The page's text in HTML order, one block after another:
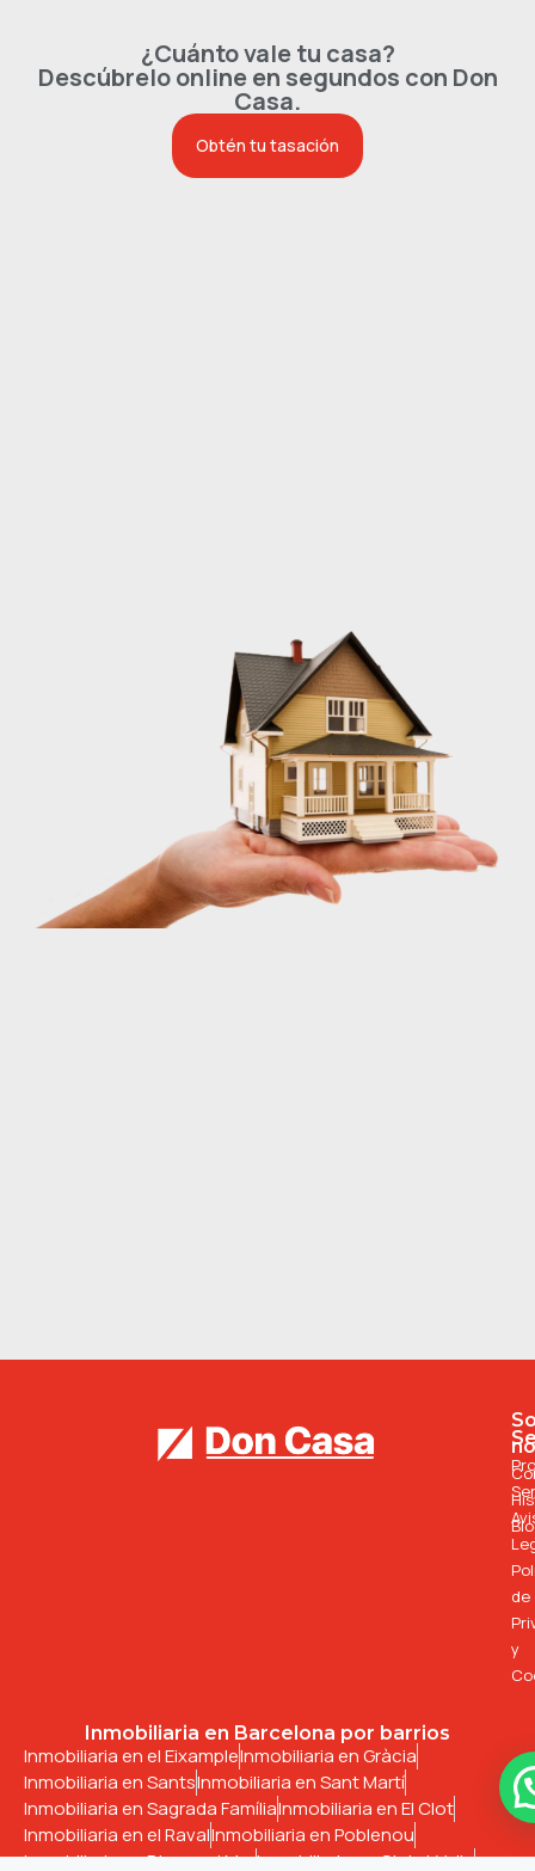
¿Cuánto vale tu casa?
Descúbrelo online en segundos con Don
Casa.
Obtén tu tasación
de
y
Inmobiliaria en Barcelona por barrios
Inmobiliaria en el EixampleInmobiliaria en Gràcia
Inmobiliaria en SantsInmobiliaria en Sant Martí
Inmobiliaria en Sagrada FamíliaInmobiliaria en El Clot
Inmobiliaria en el RavalInmobiliaria en Poblenou
Inmobiliaria en Diagonal MarInmobiliaria en Ciutat Vella